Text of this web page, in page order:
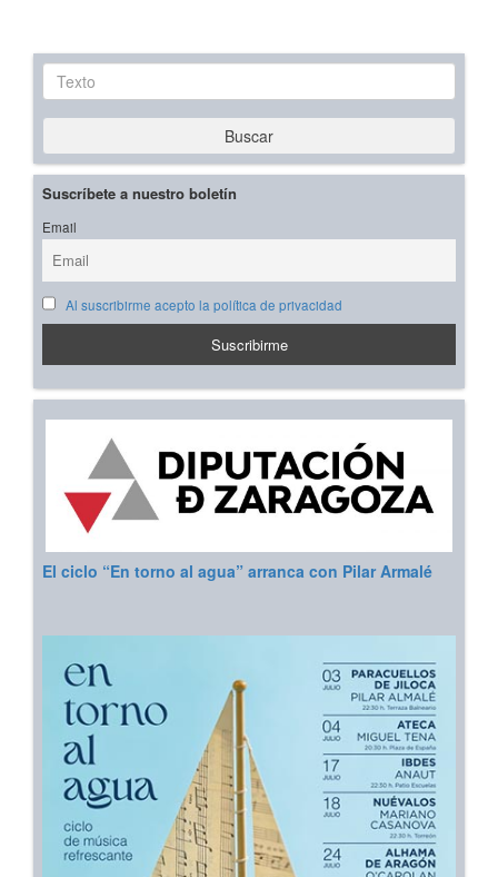
Texto
Buscar
Suscríbete a nuestro boletín
Email
Al suscribirme acepto la política de privacidad
El ciclo “En torno al agua” arranca con Pilar Armalé